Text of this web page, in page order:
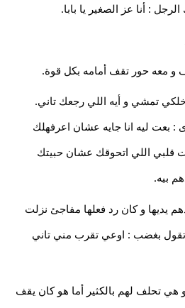
: أنا عز الصغير يا بابا.
و معه حور تقف أمامه بكل قوة.
تمشي و أيه اللي رجعك تاني.
بعت ليه انا جايه عشان اعرفهلك
اللي اتحوقك عشان حبيتك
بيه.
يديها و كان رد فعلها مفاجئ نزلت
بغضب : اوعي تقرب مني تاني
تحلف لهم بالكثير أما هو كان يقف